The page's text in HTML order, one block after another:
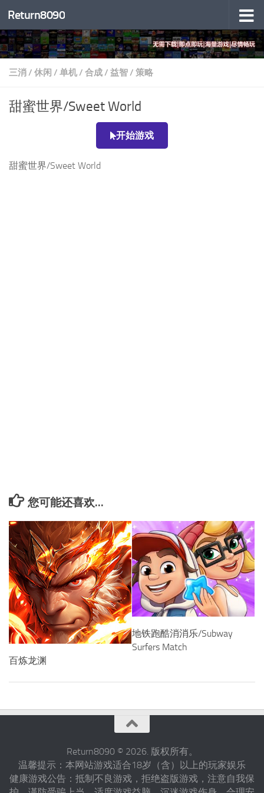
跳至内容
Return8090
三消/ 休闲 / 单机/ 合成/ 益智/ 策略
甜蜜世界/Sweet World
开始游戏
甜蜜世界/Sweet World
您可能还喜欢...
百炼龙渊
地铁跑酷消消乐/Subway
Surfers Match
Return8090 © 2026. 版权所有。
温馨提示：本网站游戏适合18岁（含）以上的玩家娱乐
健康游戏公告：抵制不良游戏，拒绝盗版游戏，注意自我保